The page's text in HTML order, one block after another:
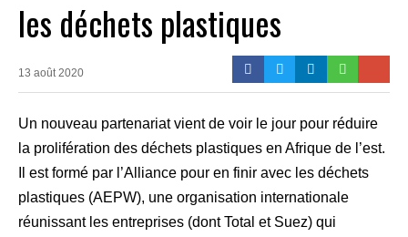
les déchets plastiques
13 août 2020
Un nouveau partenariat vient de voir le jour pour réduire
la prolifération des déchets plastiques en Afrique de l’est.
Il est formé par l’Alliance pour en finir avec les déchets
plastiques (AEPW), une organisation internationale
réunissant les entreprises (dont Total et Suez) qui